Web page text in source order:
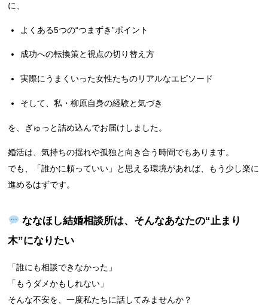
に、
よくある5つの“つまずき”ポイント
成功への転換策と視点の切り替え方
実際にうまくいった女性たちのリアルなエピソード
そして、私・柳原自身の経験と気づき
を、ぎゅっと詰め込んでお届けしました。
婚活は、気持ちの揺れや孤独と向き合う時間でもあります。
でも、「誰かに頼っていい」と思える環境があれば、もう少し楽に
進めるはずです。
ななほし結婚相談所は、そんなあなたの“止まり
木”になりたい
「誰にも相談できなかった」
「もうダメかもしれない」
そんな不安を、一度私たちに話してみませんか？